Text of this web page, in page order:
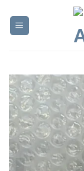
content